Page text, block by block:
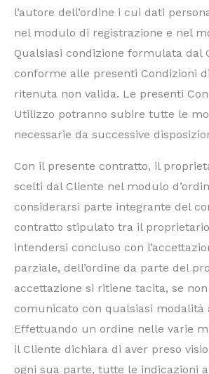
l’autore dell’ordine i cui dati
nel modulo di registrazione e nel
Qualsiasi condizione formulata dal
conforme alle presenti Condizioni
ritenuta non valida. Le presenti
Utilizzo potranno subire tutte le
necessarie da successive
Con il presente contratto, il
scelti dal Cliente nel modulo
considerarsi parte integrante del
contratto stipulato tra il
intendersi concluso con
parziale, dell’ordine da parte del
accettazione si ritiene tacita, se
comunicato con qualsiasi modalità
Effettuando un ordine nelle varie
il Cliente dichiara di aver preso
ogni sua parte, tutte le indicazioni